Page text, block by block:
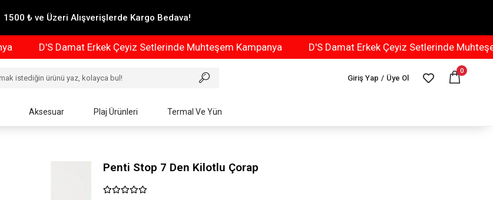
1500 ₺ ve Üzeri Alışverişlerde Kargo Bedava!
D'S Damat Erkek Çeyiz Setlerinde Muhteşem Kampanya D'S Damat Erkek Çeyiz Setlerinde Muhteşem
Giriş Yap / Üye Ol
0
Aksesuar Plaj Ürünleri Termal Ve Yün
Penti Stop 7 Den Kilotlu Çorap